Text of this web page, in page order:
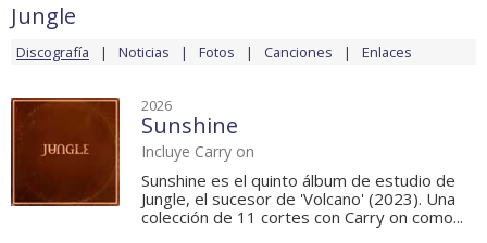
Jungle
Discografía Noticias Fotos Canciones Enlaces
2026
Sunshine
Incluye Carry on
Sunshine es el quinto álbum de estudio de
Jungle, el sucesor de 'Volcano' (2023). Una
colección de 11 cortes con Carry on como...